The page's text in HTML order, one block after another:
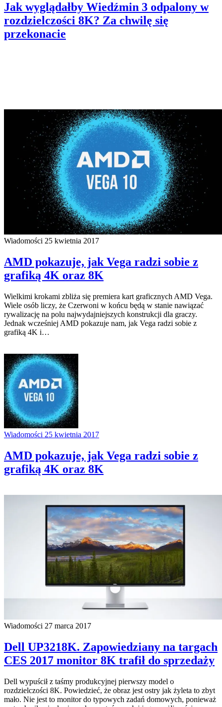
Jak wyglądałby Wiedźmin 3 odpalony w
rozdzielczości 8K? Za chwilę się
przekonacie
Wiadomości 25 kwietnia 2017
AMD pokazuje, jak Vega radzi sobie z
grafiką 4K oraz 8K
Wielkimi krokami zbliża się premiera kart graficznych AMD Vega.
Wiele osób liczy, że Czerwoni w końcu będą w stanie nawiązać
rywalizację na polu najwydajniejszych konstrukcji dla graczy.
Jednak wcześniej AMD pokazuje nam, jak Vega radzi sobie z
grafiką 4K i…
Wiadomości 25 kwietnia 2017
AMD pokazuje, jak Vega radzi sobie z
grafiką 4K oraz 8K
Wiadomości 27 marca 2017
Dell UP3218K. Zapowiedziany na targach
CES 2017 monitor 8K trafił do sprzedaży
Dell wypuścił z taśmy produkcyjnej pierwszy model o
rozdzielczości 8K. Powiedzieć, że obraz jest ostry jak żyleta to zbyt
mało. Nie jest to monitor do typowych zadań domowych, ponieważ